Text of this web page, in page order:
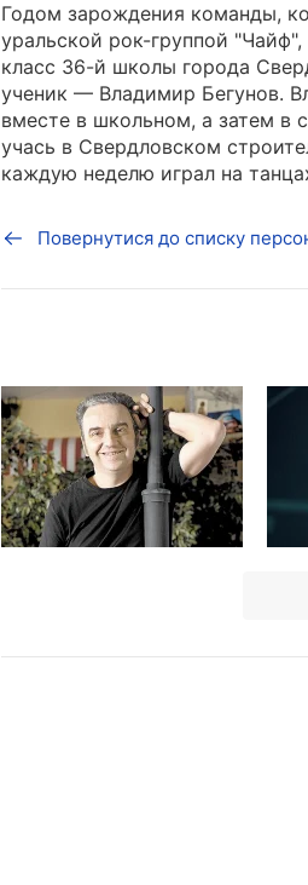
Годом зарождения команды,
уральской рок-группой
класс 36-й школы города
ученик — Владимир Бегунов.
вместе в школьном, а затем в
учась в Свердловском
каждую неделю играл на
Повернутися до списку